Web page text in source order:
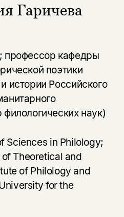
Гаричева
профессор кафедры
поэтики
истории Российского
наук)
Sciences in Philology;
Theoretical and
of Philology and
for the